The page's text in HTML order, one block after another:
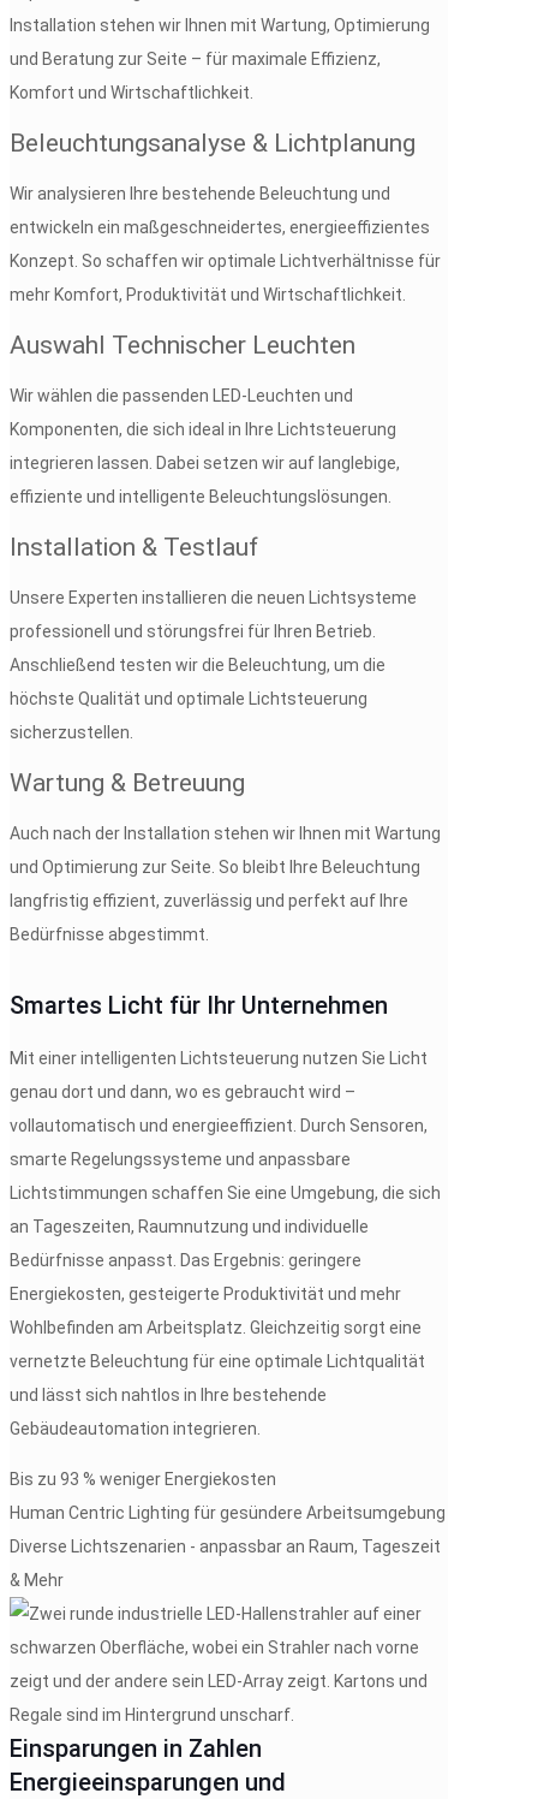
Installation stehen wir Ihnen mit Wartung, Optimierung
und Beratung zur Seite – für maximale Effizienz,
Komfort und Wirtschaftlichkeit.
Beleuchtungsanalyse & Lichtplanung
Wir analysieren Ihre bestehende Beleuchtung und
entwickeln ein maßgeschneidertes, energieeffizientes
Konzept. So schaffen wir optimale Lichtverhältnisse für
mehr Komfort, Produktivität und Wirtschaftlichkeit.
Auswahl Technischer Leuchten
Wir wählen die passenden LED-Leuchten und
Komponenten, die sich ideal in Ihre Lichtsteuerung
integrieren lassen. Dabei setzen wir auf langlebige,
effiziente und intelligente Beleuchtungslösungen.
Installation & Testlauf
Unsere Experten installieren die neuen Lichtsysteme
professionell und störungsfrei für Ihren Betrieb.
Anschließend testen wir die Beleuchtung, um die
höchste Qualität und optimale Lichtsteuerung
sicherzustellen.
Wartung & Betreuung
Auch nach der Installation stehen wir Ihnen mit Wartung
und Optimierung zur Seite. So bleibt Ihre Beleuchtung
langfristig effizient, zuverlässig und perfekt auf Ihre
Bedürfnisse abgestimmt.
Smartes Licht für Ihr Unternehmen
Mit einer intelligenten Lichtsteuerung nutzen Sie Licht
genau dort und dann, wo es gebraucht wird –
vollautomatisch und energieeffizient. Durch Sensoren,
smarte Regelungssysteme und anpassbare
Lichtstimmungen schaffen Sie eine Umgebung, die sich
an Tageszeiten, Raumnutzung und individuelle
Bedürfnisse anpasst. Das Ergebnis: geringere
Energiekosten, gesteigerte Produktivität und mehr
Wohlbefinden am Arbeitsplatz. Gleichzeitig sorgt eine
vernetzte Beleuchtung für eine optimale Lichtqualität
und lässt sich nahtlos in Ihre bestehende
Gebäudeautomation integrieren.
Bis zu 93 % weniger Energiekosten
Human Centric Lighting für gesündere Arbeitsumgebung
Diverse Lichtszenarien - anpassbar an Raum, Tageszeit
& Mehr
Einsparungen in Zahlen
Energieeinsparungen und